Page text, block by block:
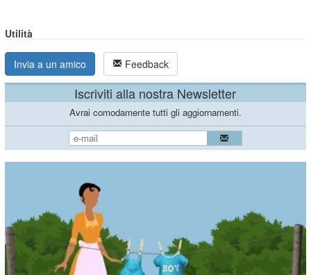
Utilità
Invia a un amico Feedback
Iscriviti alla nostra Newsletter
Avrai comodamente tutti gli aggiornamenti.